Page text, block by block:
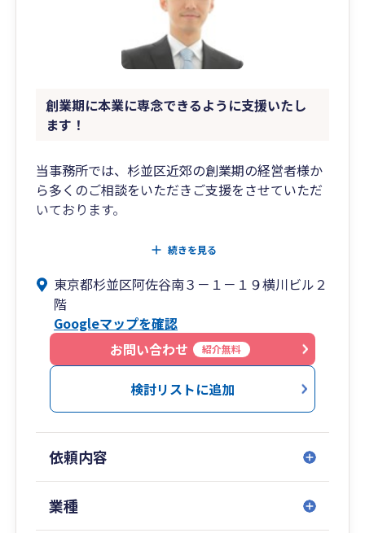
創業期に本業に専念できるように支援いたし
ます！
当事務所では、杉並区近郊の創業期の経営者様か
ら多くのご相談をいただきご支援をさせていただ
いております。
創業のタイミングは、やるべきことも多く、今後
会計や税務におけるトラブルや課税のリスクを最
小限に抑えると供に経営者の手間を減らし、本業
に専念していただき事業を軌道に乗せ業績を伸ば
してくため時間を創出するお手伝いをさせていた
だきます。
続きを見る
東京都杉並区阿佐谷南３－１－１９横川ビル２
階
Googleマップを確認
お問い合わせ
紹介無料
検討リストに追加
依頼内容
業種